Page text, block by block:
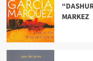
MARKEZ